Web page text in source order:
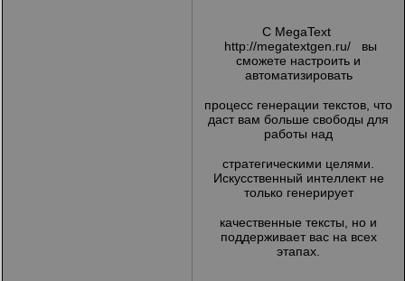
С MegaText
http://megatextgen.ru/вы
сможете настроить и
автоматизировать
процесс генерации текстов, что
даст вам больше свободы для
работы над
стратегическими целями.
Искусственный интеллект не
только генерирует
качественные тексты, но и
поддерживает вас на всех
этапах.